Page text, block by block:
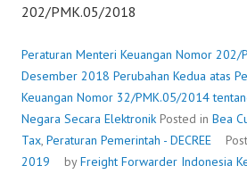
202/PMK.05/2018
Peraturan Menteri Keuangan Nomor
Desember 2018 Perubahan Kedua atas
Keuangan Nomor 32/PMK.05/2014
Negara Secara Elektronik Posted in Bea
Tax, Peraturan Pemerintah - DECREE
2019
byFreight Forwarder Indonesia